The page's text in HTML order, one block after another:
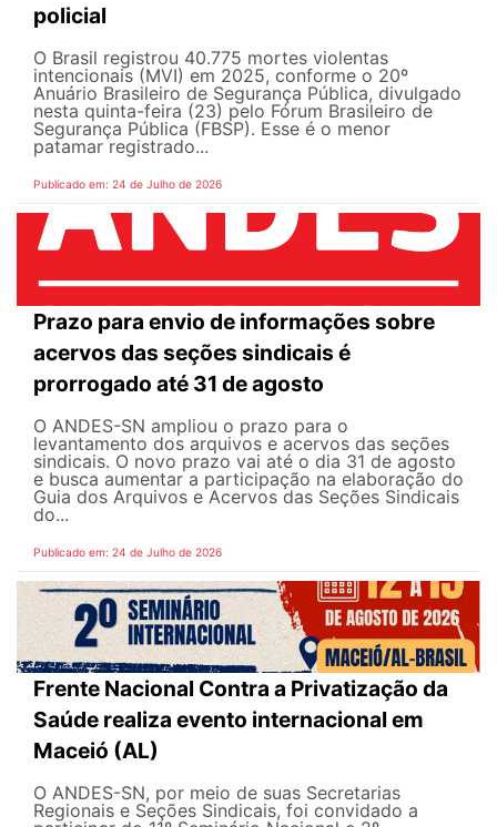
policial
O Brasil registrou 40.775 mortes violentas
intencionais (MVI) em 2025, conforme o 20º
Anuário Brasileiro de Segurança Pública, divulgado
nesta quinta-feira (23) pelo Fórum Brasileiro de
Segurança Pública (FBSP). Esse é o menor
patamar registrado...
Publicado em: 24 de Julho de 2026
Prazo para envio de informações sobre
acervos das seções sindicais é
prorrogado até 31 de agosto
O ANDES-SN ampliou o prazo para o
levantamento dos arquivos e acervos das seções
sindicais. O novo prazo vai até o dia 31 de agosto
e busca aumentar a participação na elaboração do
Guia dos Arquivos e Acervos das Seções Sindicais
do...
Publicado em: 24 de Julho de 2026
Frente Nacional Contra a Privatização da
Saúde realiza evento internacional em
Maceió (AL)
O ANDES-SN, por meio de suas Secretarias
Regionais e Seções Sindicais, foi convidado a